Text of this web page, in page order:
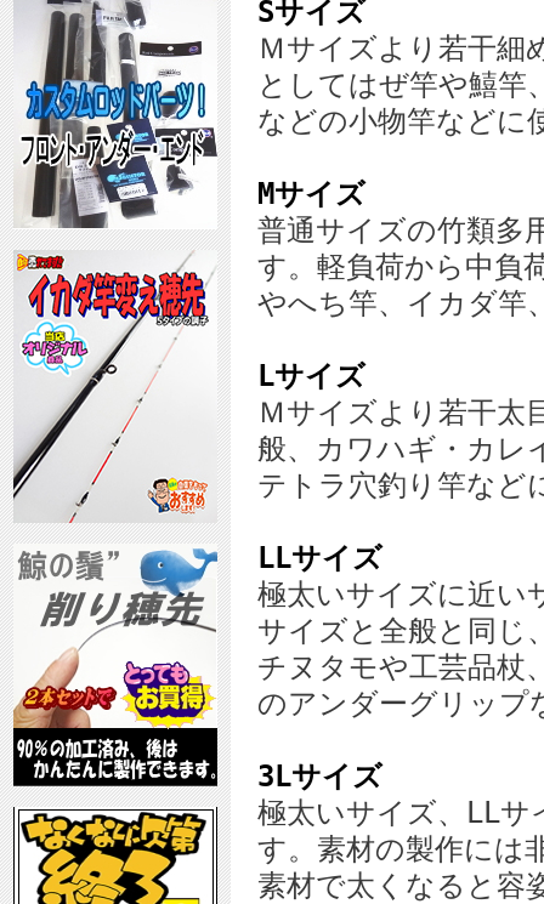
Sサイズ
Ｍサイズより若干細
としてはぜ竿や鱚竿
などの小物竿などに
Mサイズ
普通サイズの竹類多
す。軽負荷から中負
やへち竿、イカダ竿
Lサイズ
Ｍサイズより若干太
般、カワハギ・カレ
テトラ穴釣り竿など
LLサイズ
極太いサイズに近い
サイズと全般と同じ
チヌタモや工芸品杖
のアンダーグリップ
3Lサイズ
極太いサイズ、LL
す。素材の製作には
素材で太くなると容